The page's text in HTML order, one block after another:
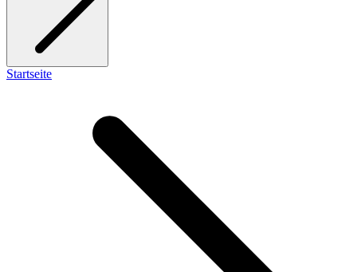
Startseite